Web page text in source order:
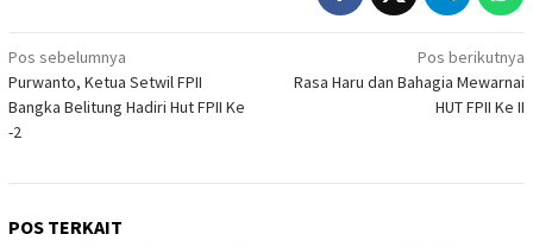
Navigasi
pos
Pos sebelumnya
Purwanto, Ketua Setwil FPII
Bangka Belitung Hadiri Hut FPII Ke
-2
Pos berikutnya
Rasa Haru dan Bahagia Mewarnai
HUT FPII Ke II
POS TERKAIT